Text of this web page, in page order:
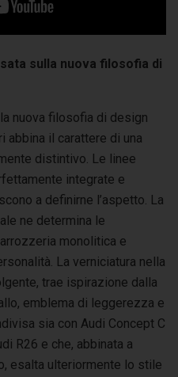
sulla nuova filosofia di
nuova filosofia di design
abbina il carattere di una
distintivo. Le linee
integrate e
a definirne l’aspetto. La
ne determina le
monolitica e
La verniciatura nella
trae ispirazione dalla
emblema di leggerezza e
sia con Audi Concept C
R26 e che, abbinata a
esalta ulteriormente lo stile